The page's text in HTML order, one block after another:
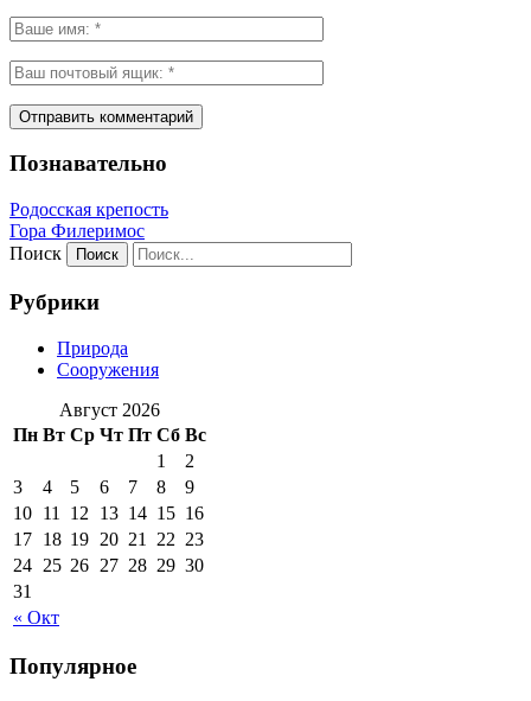
Познавательно
Родосская крепость
Гора Филеримос
Поиск
Рубрики
Природа
Сооружения
Август 2026
Пн Вт Ср Чт Пт Сб Вс
« Окт
1
2
3
4 5 6 7 8
9
10 11 12 13 14 15 16
17 18 19 20 21 22 23
24 25 26 27 28 29 30
31
Популярное